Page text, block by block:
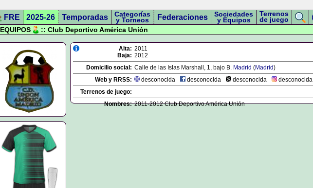
FRE 2025-26 Temporadas Categorías
y Torneos Federaciones Sociedades
y Equipos
Terrenos
de juego
EQUIPOS
:: Club Deportivo América Unión
Alta: 2011
Baja: 2012
Domicilio social: Calle de las Islas Marshall, 1, bajo B. Madrid (Madrid)
Web y RRSS:
desconocida desconocida desconocida
desconocida
Terrenos de juego:
Nombres: 2011-2012 Club Deportivo América Unión